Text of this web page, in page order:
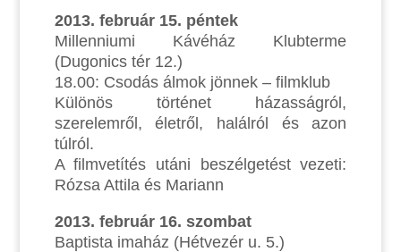
2013. február 15. péntek
Millenniumi Kávéház Klubterme
(Dugonics tér 12.)
18.00: Csodás álmok jönnek – filmklub
Különös történet házasságról,
szerelemről, életről, halálról és azon
túlról.
A filmvetítés utáni beszélgetést vezeti:
Rózsa Attila és Mariann
2013. február 16. szombat
Baptista imaház (Hétvezér u. 5.)